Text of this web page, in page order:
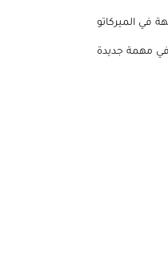
في الميركاتو
مهمة جديدة